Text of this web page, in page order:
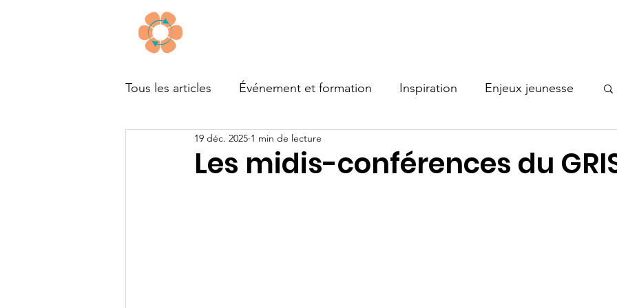
Tous les articles Événement et formation Inspiration Enjeux jeunesse
Financement Bonne pratique
Les midis-conférences du
19 déc. 2025 1 min de lecture